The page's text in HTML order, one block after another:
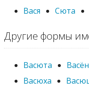
Вася Сюта
Другие формы
Васюта
Васюха